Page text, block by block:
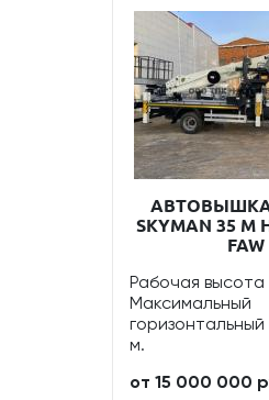
SKYMAN 35
FAW
Рабочая высота
Максимальный
м.
от 15 000 000